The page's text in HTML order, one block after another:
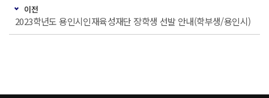
이전
2023학년도 용인시인재육성재단 장학생 선발 안내(학부생/용인시)